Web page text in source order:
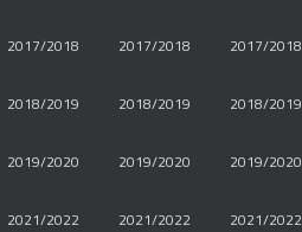
2017/2018 2017/2018 2017/2018
2018/2019 2018/2019 2018/2019
2019/2020 2019/2020 2019/2020
2021/2022 2021/2022 2021/2022